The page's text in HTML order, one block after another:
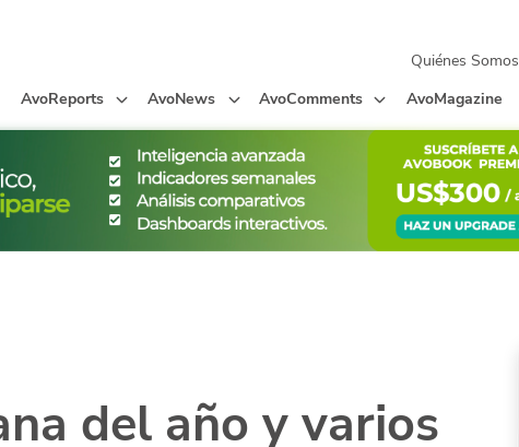
Quiénes Somos
AvoReports
AvoNews AvoComments AvoMagazine
del año y varios